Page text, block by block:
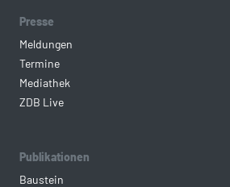
Presse
Meldungen
Termine
Mediathek
ZDB Live
Publikationen
Baustein